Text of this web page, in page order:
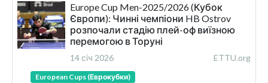
Europe Cup Men-2025/2026 (Кубок
Європи): Чинні чемпіони HB Ostrov
розпочали стадію плей-оф виїзною
перемогою в Торуні
14 січ 2026 ETTU.org
European Cups (Еврокубки)